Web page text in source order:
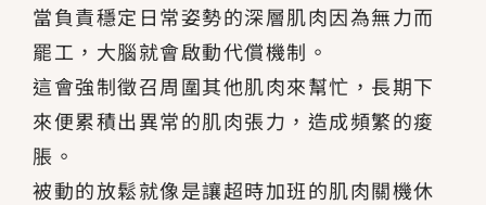
當負責穩定日常姿勢的深層肌肉因為無力而
罷工，大腦就會啟動代償機制。
這會強制徵召周圍其他肌肉來幫忙，長期下
來便累積出異常的肌肉張力，造成頻繁的痠
脹。
被動的放鬆就像是讓超時加班的肌肉關機休